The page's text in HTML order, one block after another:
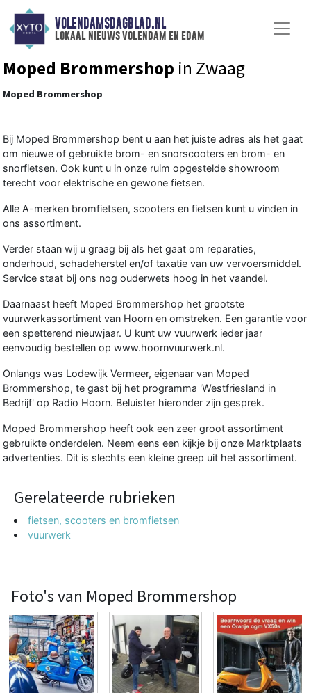
VOLENDAMSDAGBLAD.NL
lokaal nieuws volendam en edam
Moped Brommershop in Zwaag
Moped Brommershop
Bij Moped Brommershop bent u aan het juiste adres als het gaat
om nieuwe of gebruikte brom- en snorscooters en brom- en
snorfietsen. Ook kunt u in onze ruim opgestelde showroom
terecht voor elektrische en gewone fietsen.
Alle A-merken bromfietsen, scooters en fietsen kunt u vinden in
ons assortiment.
Verder staan wij u graag bij als het gaat om reparaties,
onderhoud, schadeherstel en/of taxatie van uw vervoersmiddel.
Service staat bij ons nog ouderwets hoog in het vaandel.
Daarnaast heeft Moped Brommershop het grootste
vuurwerkassortiment van Hoorn en omstreken. Een garantie voor
een spetterend nieuwjaar. U kunt uw vuurwerk ieder jaar
eenvoudig bestellen op www.hoornvuurwerk.nl.
Onlangs was Lodewijk Vermeer, eigenaar van Moped
Brommershop, te gast bij het programma 'Westfriesland in
Bedrijf' op Radio Hoorn. Beluister hieronder zijn gesprek.
Moped Brommershop heeft ook een zeer groot assortiment
gebruikte onderdelen. Neem eens een kijkje bij onze Marktplaats
advertenties. Dit is slechts een kleine greep uit het assortiment.
Gerelateerde rubrieken
fietsen, scooters en bromfietsen
vuurwerk
Foto's van Moped Brommershop